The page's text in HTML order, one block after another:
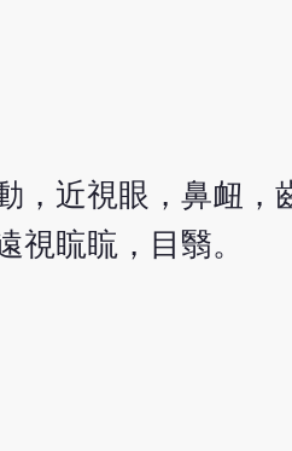
，近視眼，鼻衄，
䀮䀮，目翳。